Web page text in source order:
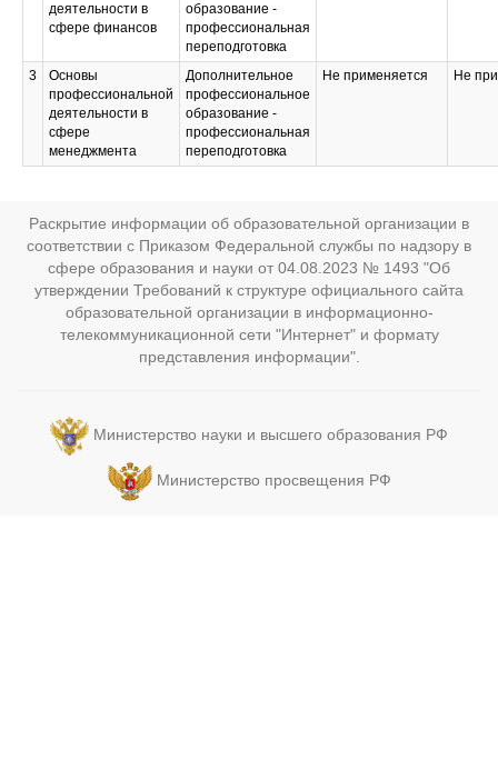
деятельности в
сфере финансов
образование -
профессиональная
переподготовка
3
Основы
профессиональной
деятельности в
сфере
менеджмента
Дополнительное
профессиональное
образование -
профессиональная
переподготовка
Не применяется Не
Раскрытие информации об образовательной организации в
соответствии с Приказом Федеральной службы по надзору в
сфере образования и науки от 04.08.2023 № 1493 "Об
утверждении Требований к структуре официального сайта
образовательной организации в информационно-
телекоммуникационной сети "Интернет" и формату
представления информации".
Министерство науки и высшего образования РФ
Министерство просвещения РФ